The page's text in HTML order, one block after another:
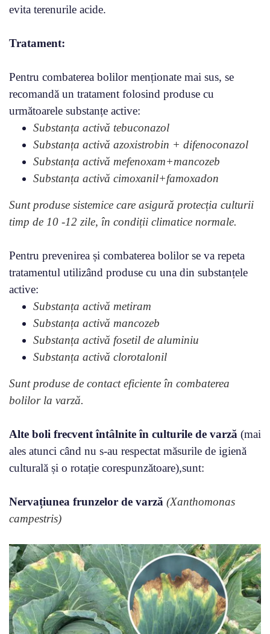
evita terenurile acide.
Tratament:
Pentru combaterea bolilor menționate mai sus, se
recomandă un tratament folosind produse cu
următoarele substanțe active:
Substanța activă tebuconazol
Substanța activă azoxistrobin + difenoconazol
Substanța activă mefenoxam+mancozeb
Substanța activă cimoxanil+famoxadon
Sunt produse sistemice care asigură protecția culturii
timp de 10 -12 zile, în condiții climatice normale.
Pentru prevenirea și combaterea bolilor se va repeta
tratamentul utilizând produse cu una din substanțele
active:
Substanța activă metiram
Substanța activă mancozeb
Substanța activă fosetil de aluminiu
Substanța activă clorotalonil
Sunt produse de contact eficiente în combaterea
bolilor la varză.
Alte boli frecvent întâlnite în culturile de varză (mai
ales atunci când nu s-au respectat măsurile de igienă
culturală și o rotație corespunzătoare),sunt:
Nervațiunea frunzelor de varză (Xanthomonas
campestris)